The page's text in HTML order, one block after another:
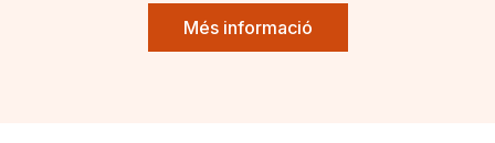
Més informació